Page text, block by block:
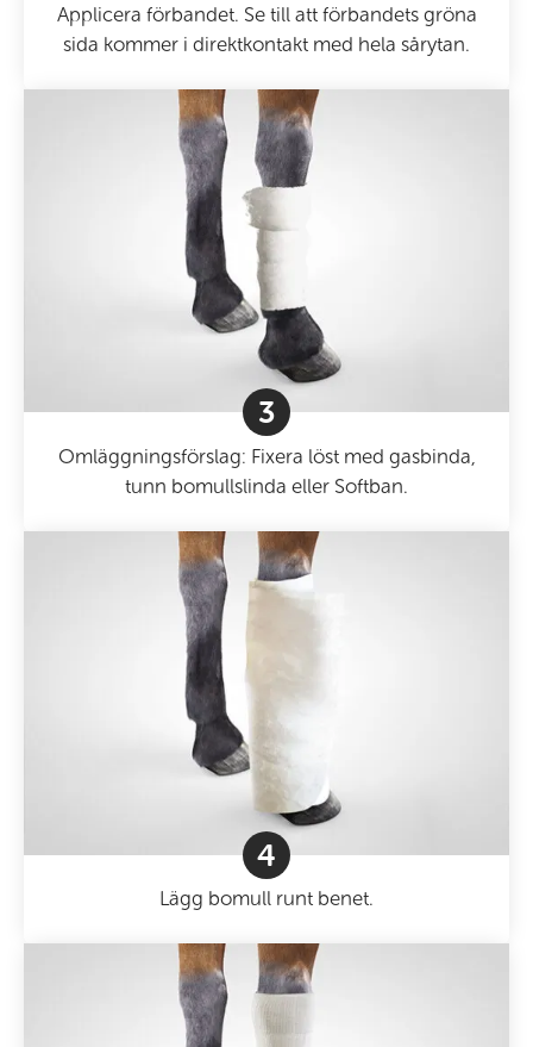
Applicera förbandet. Se till att förbandets gröna
sida kommer i direktkontakt med hela sårytan.
3
Omläggningsförslag: Fixera löst med gasbinda,
tunn bomullslinda eller Softban.
4
Lägg bomull runt benet.